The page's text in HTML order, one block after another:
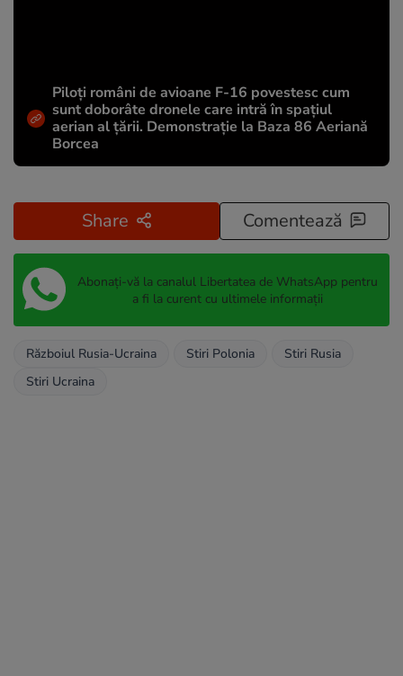
Piloți români de avioane F-16 povestesc cum
sunt doborâte dronele care intră în spațiul
aerian al țării. Demonstrație la Baza 86 Aeriană
Borcea
Share Comentează
Abonați-vă la canalul Libertatea de WhatsApp pentru
a fi la curent cu ultimele informații
Războiul Rusia-Ucraina Stiri Polonia
Stiri Rusia
Stiri Ucraina